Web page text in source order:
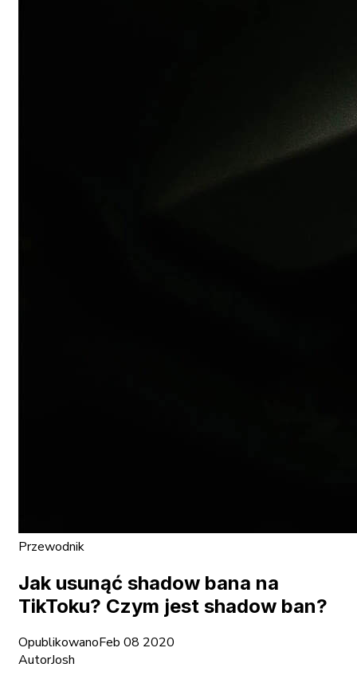
Przewodnik
Jak usunąć shadow bana na
TikToku? Czym jest shadow ban?
OpublikowanoFeb 08 2020
AutorJosh